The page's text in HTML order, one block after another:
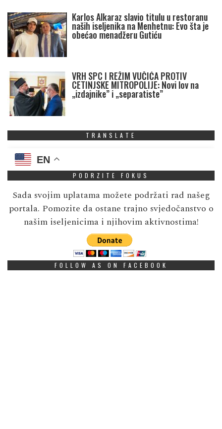
Karlos Alkaraz slavio titulu u restoranu
naših iseljenika na Menhetnu: Evo šta je
obećao menadžeru Gutiću
VRH SPC I REŽIM VUČIĆA PROTIV
CETINJSKE MITROPOLIJE: Novi lov na
„izdajnike” i „separatiste”
TRANSLATE
EN
PODRZITE FOKUS
Sada svojim uplatama možete podržati rad našeg
portala. Pomozite da ostane trajno svjedočanstvo o
našim iseljenicima i njihovim aktivnostima!
FOLLOW AS ON FACEBOOK